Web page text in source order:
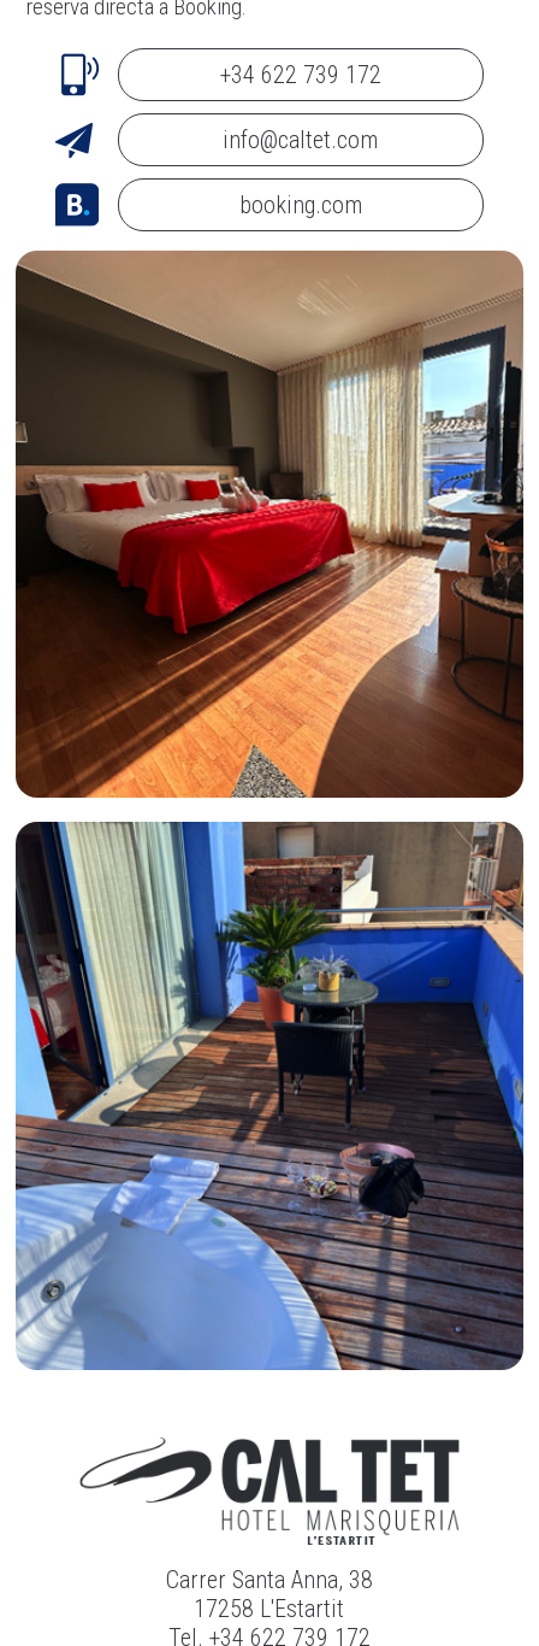
reserva directa a Booking.
+34 622 739 172
info@caltet.com
booking.com
Carrer Santa Anna, 38
17258 L'Estartit
Tel. +34 622 739 172